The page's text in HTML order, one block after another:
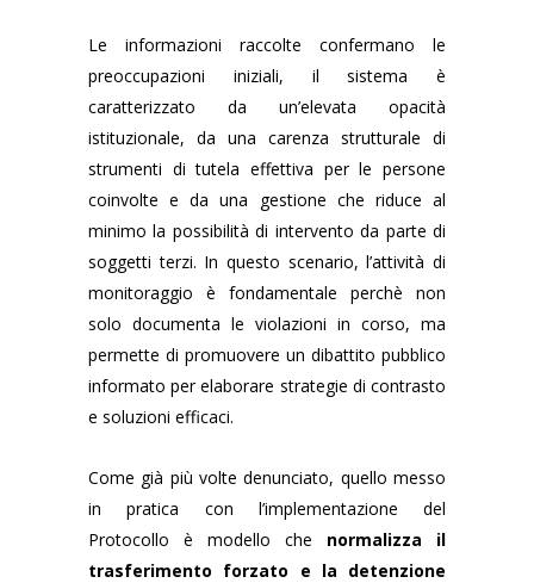
Le informazioni raccolte confermano le
preoccupazioni iniziali, il sistema è
caratterizzato da un’elevata opacità
istituzionale, da una carenza strutturale di
strumenti di tutela effettiva per le persone
coinvolte e da una gestione che riduce al
minimo la possibilità di intervento da parte di
soggetti terzi. In questo scenario, l’attività di
monitoraggio è fondamentale perchè non
solo documenta le violazioni in corso, ma
permette di promuovere un dibattito pubblico
informato per elaborare strategie di contrasto
e soluzioni efficaci.
Come già più volte denunciato, quello messo
in pratica con l’implementazione del
Protocollo è modello che normalizza il
trasferimento forzato e la detenzione